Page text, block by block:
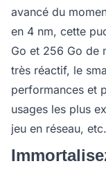
avancé du
en 4 nm, cette
Go et 256 Go de
très réactif, le
performances et
usages les plus
jeu en réseau, etc.